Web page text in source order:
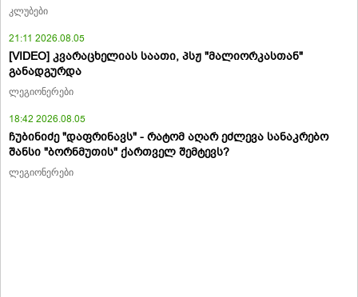
კლუბები
21:11 2026.08.05
[VIDEO] კვარაცხელიას საათი, პსჟ "მალიორკასთან"
განადგურდა
ლეგიონერები
18:42 2026.08.05
ჩუბინიძე "დაფრინავს" - რატომ აღარ ეძლევა სანაკრებო
შანსი "ბორნმუთის" ქართველ შემტევს?
ლეგიონერები